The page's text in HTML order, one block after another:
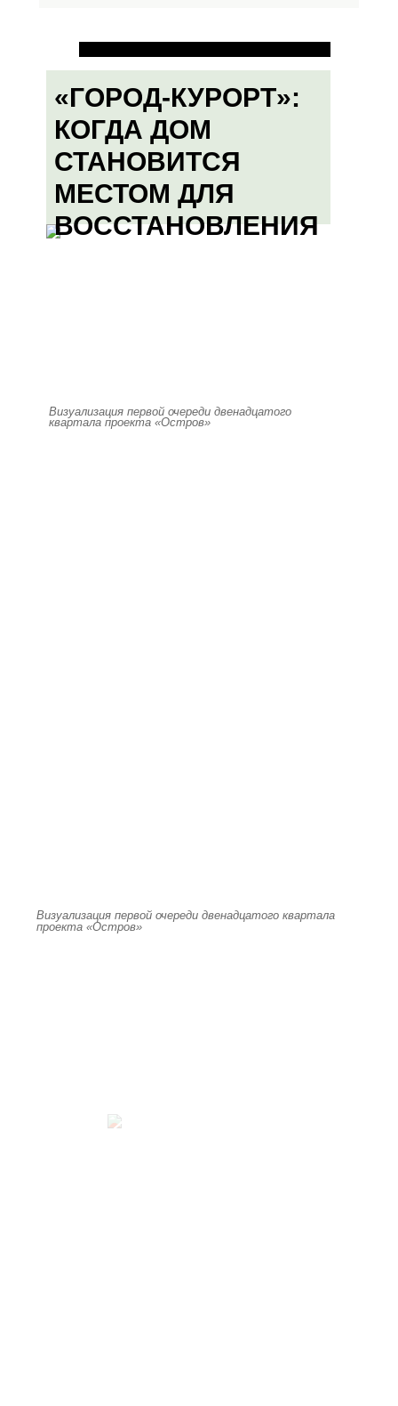
«ГОРОД-КУРОРТ»:
КОГДА ДОМ
СТАНОВИТСЯ
МЕСТОМ ДЛЯ
ВОССТАНОВЛЕНИЯ
Визуализация первой очереди двенадцатого
квартала проекта «Остров»
Визуализация первой очереди двенадцатого квартала
проекта «Остров»